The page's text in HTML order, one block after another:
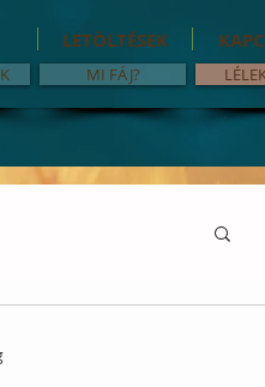
LETÖLTÉSEK
MI FÁJ?